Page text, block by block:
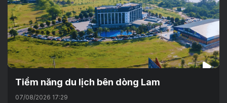
Tiềm năng du lịch bên dòng Lam
07/08/2026 17:29